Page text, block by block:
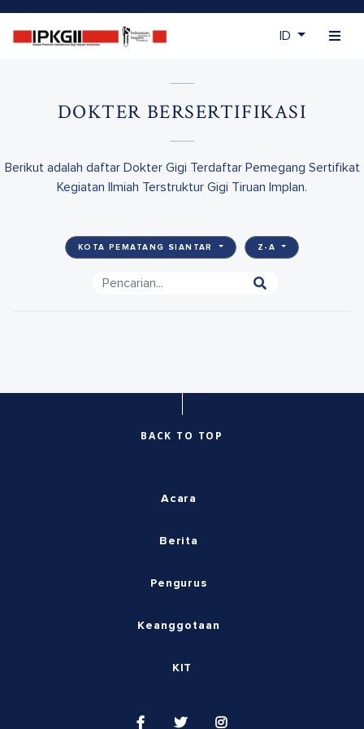
ID
DOKTER BERSERTIFIKASI
Berikut adalah daftar Dokter Gigi Terdaftar Pemegang Sertifikat
Kegiatan Ilmiah Terstruktur Gigi Tiruan Implan.
KOTA PEMATANG SIANTAR Z-A
BACK TO TOP
Acara
Berita
Pengurus
Keanggotaan
KIT